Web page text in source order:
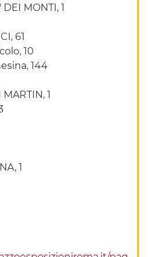
MONTI, 1
61
10
144
1
1